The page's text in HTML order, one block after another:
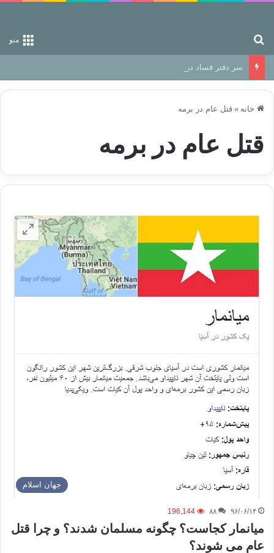
منو
سر دفتر فساد در زمین‌، دوری وکناره‌گیری از راه خداست‌!
خانه » قتل عام در برمه
قتل عام در برمه
جهان اسلام
۹۶/۰۶/۱۴ ۸۸ 196,144
میانمار کجاست؟ چگونه مسلمان شدند؟ و چرا قتل
عام می شوند؟